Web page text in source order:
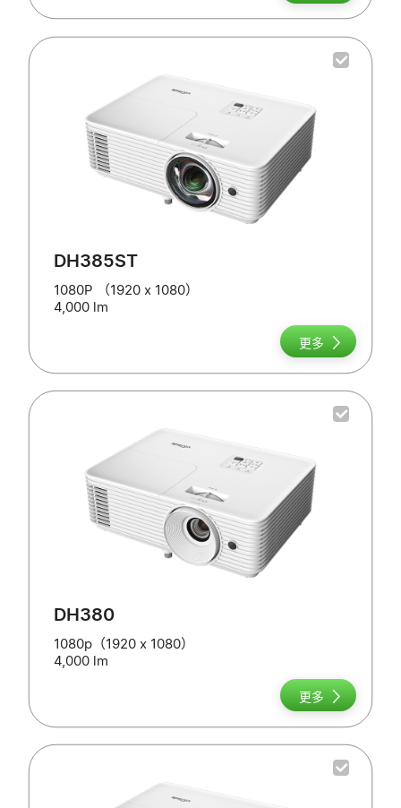
DH385ST
1080P （1920 x 1080）
4,000 lm
更多
DH380
1080p（1920 x 1080）
4,000 lm
更多